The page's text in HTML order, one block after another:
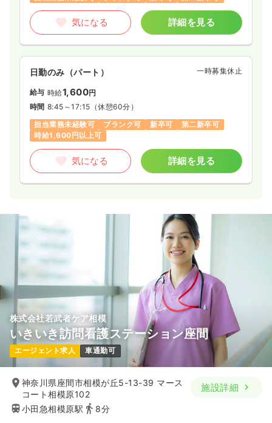
気になる 詳細を見る
日勤のみ（パート） 一時募集休止
給与 時給1,600円
時間 8:45～17:15 （休憩60分）
担当業務未経験可
ブランク可 新卒可
第二新卒可
時給1,600円以上可
気になる 詳細を見る
株式会社若武者ケア相模
いきいき訪問看護ステーション座間
エージェント求人 車通勤可
神奈川県座間市相模が丘5-13-39 マース
コート相模原102
小田急相模原駅
8分
施設詳細